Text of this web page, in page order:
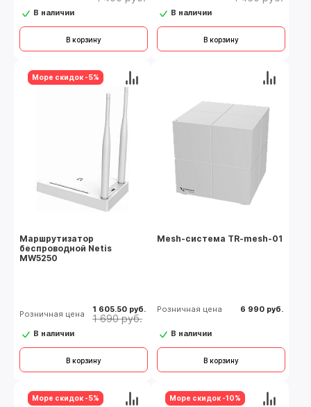
В наличии
В корзину
В наличии
В корзину
Маршрутизатор
беспроводной Netis
MW5250
Розничная цена 1 605.50 руб.
1 690 руб.
В наличии
В корзину
Море скидок -5%
Mesh-система TR-mesh-01
Розничная цена 6 990 руб.
В наличии
В корзину
Море скидок -5% Море скидок -10%